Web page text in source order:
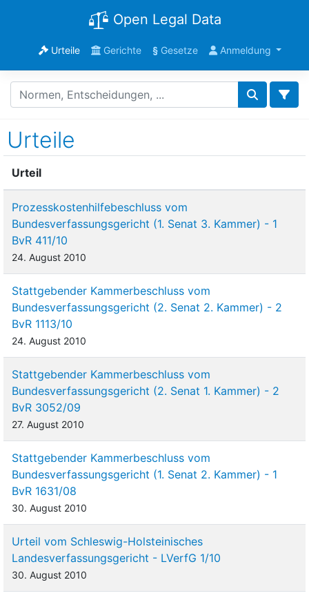
Open Legal Data
Urteile Gerichte §Gesetze Anmeldung
Urteile
Urteil
Prozesskostenhilfebeschluss vom
Bundesverfassungsgericht (1. Senat 3. Kammer) - 1
BvR 411/10
24. August 2010
Stattgebender Kammerbeschluss vom
Bundesverfassungsgericht (2. Senat 2. Kammer) - 2
BvR 1113/10
24. August 2010
Stattgebender Kammerbeschluss vom
Bundesverfassungsgericht (2. Senat 1. Kammer) - 2
BvR 3052/09
27. August 2010
Stattgebender Kammerbeschluss vom
Bundesverfassungsgericht (1. Senat 2. Kammer) - 1
BvR 1631/08
30. August 2010
Urteil vom Schleswig-Holsteinisches
Landesverfassungsgericht - LVerfG 1/10
30. August 2010